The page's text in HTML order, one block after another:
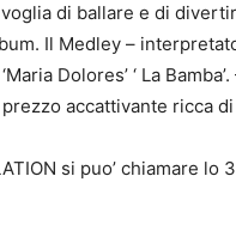
di ballare e di
Il Medley –
Dolores’ ‘ La
accattivante ricca
si puo’ chiamare